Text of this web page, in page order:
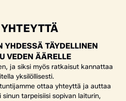
YHDESSÄ TÄYDELLINEN
VEDEN ÄÄRELLE
ja siksi myös ratkaisut kannattaa
yksilöllisesti.
ottaa yhteyttä ja auttaa
tarpeisiisi sopivan laiturin,